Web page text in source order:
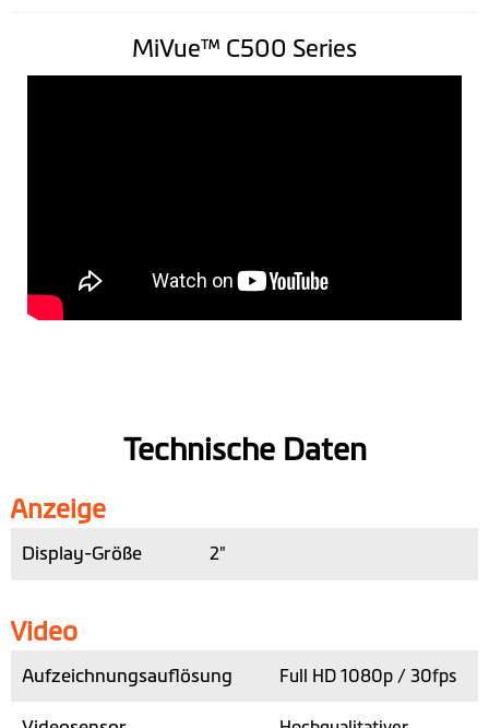
MiVue™ C500 Series
Technische Daten
Anzeige
Display-Größe 2"
Video
Aufzeichnungsauflösung Full HD 1080p / 30fps